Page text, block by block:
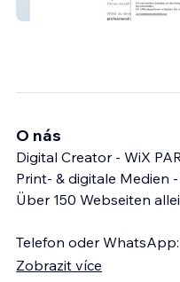
Neuhaus Staging
O nás
Digital Creator - WiX
Print- & digitale Medien
Über 150 Webseiten
Telefon oder WhatsApp:
Zobrazit více